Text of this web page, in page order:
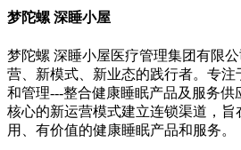
梦陀螺 深睡小屋
梦陀螺 深睡小屋医疗管理集团有限
营、新模式、新业态的践行者。专注
和管理---整合健康睡眠产品及服务供
核心的新运营模式建立连锁渠道，
用、有价值的健康睡眠产品和服务。